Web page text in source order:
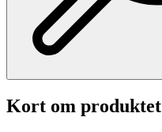
Kort om produktet